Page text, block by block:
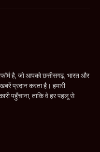
है, जो आपको छत्तीसगढ़, भारत और
प्रदान करता है। हमारी
पहुँचाना, ताकि वे हर पहलू से